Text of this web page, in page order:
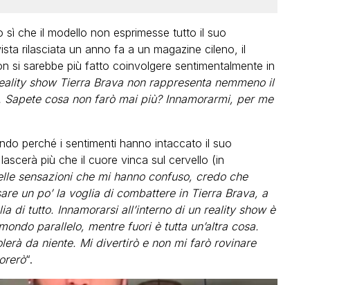
che il modello non esprimesse tutto il suo
rilasciata un anno fa a un magazine cileno, il
si sarebbe più fatto coinvolgere sentimentalmente in
show Tierra Brava non rappresenta nemmeno il
cosa non farò mai più? Innamorarmi, per me
perché i sentimenti hanno intaccato il suo
più che il cuore vinca sul cervello (in
sensazioni che mi hanno confuso, credo che
un po’ la voglia di combattere in Tierra Brava, a
di tutto. Innamorarsi all’interno di un reality show è
parallelo, mentre fuori è tutta un’altra cosa.
da niente. Mi divertirò e non mi farò rovinare
“.